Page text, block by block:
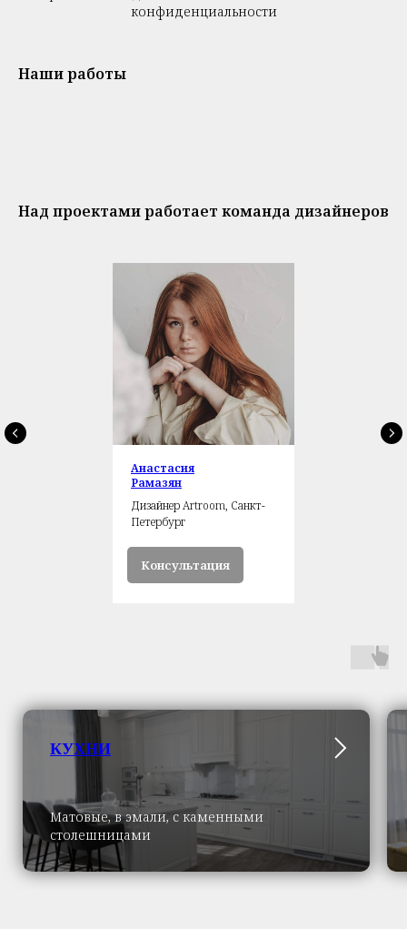
конфиденциальности
Наши работы
Над проектами работает команда дизайнеров
Анастасия
Рамазян
Дизайнер Artroom, Санкт-
Петербург
Консультация
КУХНИ
Матовые, в эмали, с каменными
столешницами